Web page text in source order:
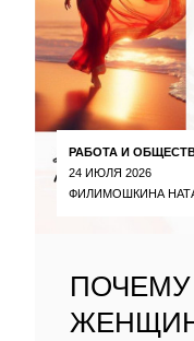
РАБОТА И
24 ИЮЛЯ 2026
ФИЛИМОШКИНА